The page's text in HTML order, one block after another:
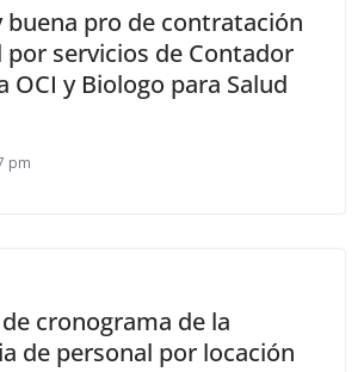
buena pro de contratación
por servicios de Contador
OCI y Biologo para Salud
pm
cronograma de la
de personal por locación